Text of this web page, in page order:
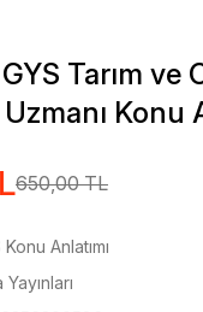
Tarım ve
Konu
650,00 TL
Konu Anlatımı
Yayınları